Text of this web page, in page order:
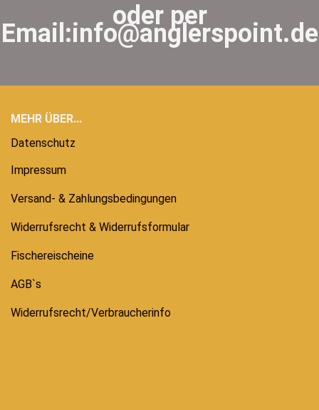
oder per
Email:info@anglerspoint.de
MEHR ÜBER...
Datenschutz
Impressum
Versand- & Zahlungsbedingungen
Widerrufsrecht & Widerrufsformular
Fischereischeine
AGB`s
Widerrufsrecht/Verbraucherinfo